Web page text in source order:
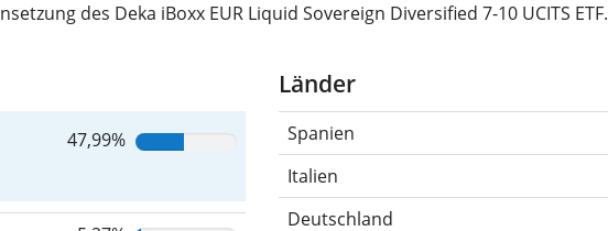
des Deka iBoxx EUR Liquid Sovereign Diversified 7-10 UCITS ETF.
47,99%
Länder
Spanien
Italien
Deutschland